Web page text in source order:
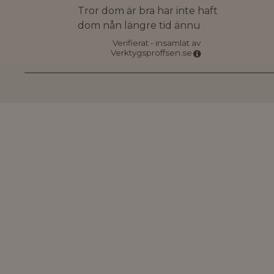
Tror dom är bra har inte haft
dom nån längre tid ännu
Verifierat - insamlat av
Verktygsproffsen.se